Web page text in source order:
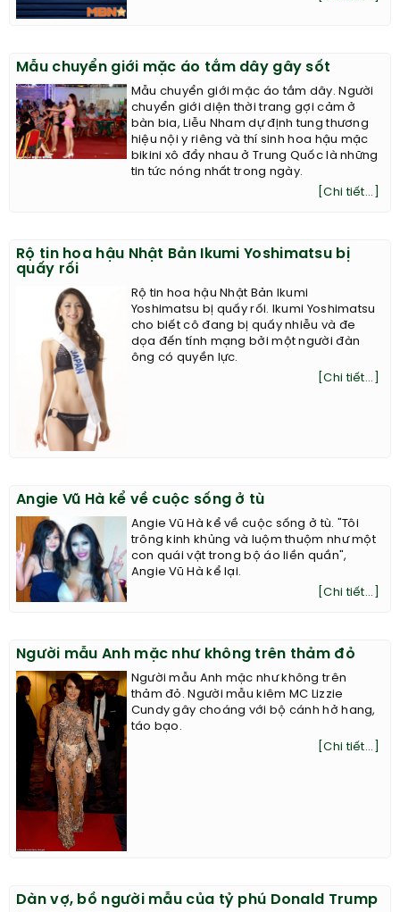
Mẫu chuyển giới mặc áo tắm dây gây sốt
Mẫu chuyển giới mặc áo tắm dây. Người
chuyển giới diện thời trang gợi cảm ở
bàn bia, Liễu Nham dự định tung thương
hiệu nội y riêng và thí sinh hoa hậu mặc
bikini xô đẩy nhau ở Trung Quốc là những
tin tức nóng nhất trong ngày.
[Chi tiết...]
Rộ tin hoa hậu Nhật Bản Ikumi Yoshimatsu bị
quấy rối
Rộ tin hoa hậu Nhật Bản Ikumi
Yoshimatsu bị quấy rối. Ikumi Yoshimatsu
cho biết cô đang bị quấy nhiễu và đe
dọa đến tính mạng bởi một người đàn
ông có quyền lực.
[Chi tiết...]
Angie Vũ Hà kể về cuộc sống ở tù
Angie Vũ Hà kể về cuộc sống ở tù. "Tôi
trông kinh khủng và luộm thuộm như một
con quái vật trong bộ áo liền quần",
Angie Vũ Hà kể lại.
[Chi tiết...]
Người mẫu Anh mặc như không trên thảm đỏ
Người mẫu Anh mặc như không trên
thảm đỏ. Người mẫu kiêm MC Lizzie
Cundy gây choáng với bộ cánh hở hang,
táo bạo.
[Chi tiết...]
Dàn vợ, bồ người mẫu của tỷ phú Donald Trump